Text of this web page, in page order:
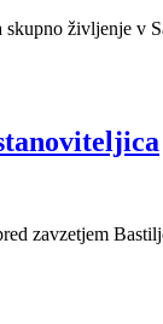
življenje v
zavzetjem